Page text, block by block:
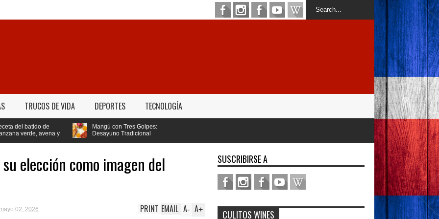
TRUCOS DE VIDA DEPORTES TECNOLOGÍA
de
avena y
Mangú con Tres Golpes:
Desayuno Tradicional
elección como imagen del
mayo 02, 2026 A+
A-
EMAIL
PRINT
SUSCRIBIRSE A
CULITOS WINES